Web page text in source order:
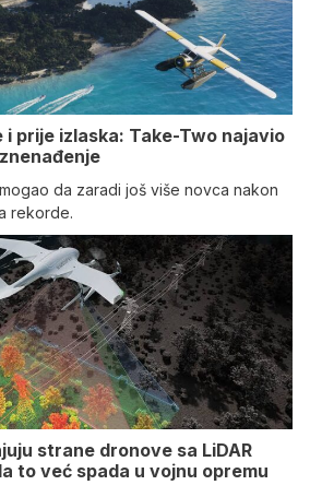
i prije izlaska: Take-Two najavio
da zaradi još više novca nakon
rekorde.
strane dronove sa LiDAR
to već spada u vojnu opremu